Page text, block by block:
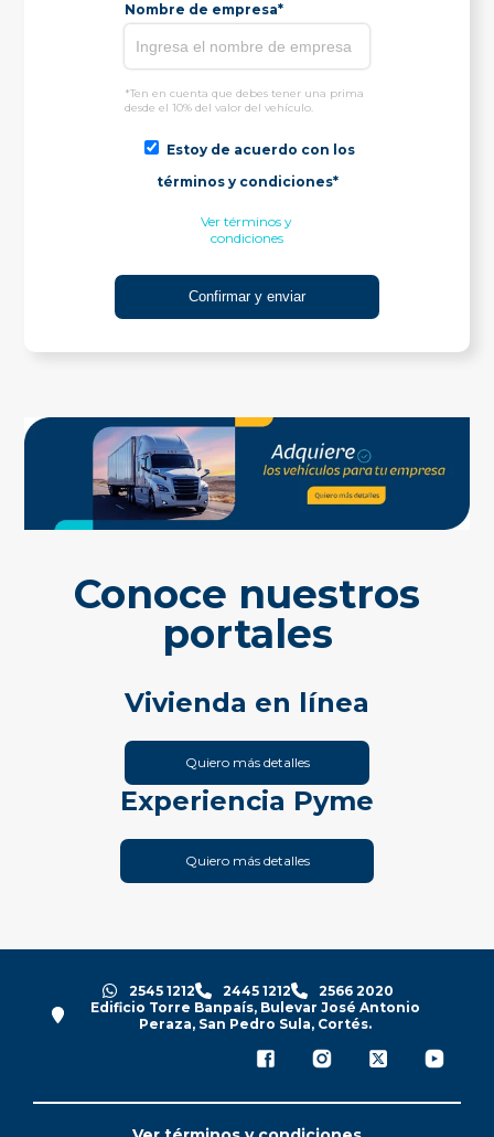
Nombre de empresa*
*Ten en cuenta que debes tener una prima
desde el 10% del valor del vehículo.
Estoy de acuerdo con los
términos y condiciones*
Ver términos y
condiciones
Conoce nuestros
portales
Vivienda en línea
Quiero más detalles
Experiencia Pyme
Quiero más detalles
2545 1212 2445 1212
2566 2020
Edificio Torre Banpaís, Bulevar José Antonio
Peraza, San Pedro Sula, Cortés.